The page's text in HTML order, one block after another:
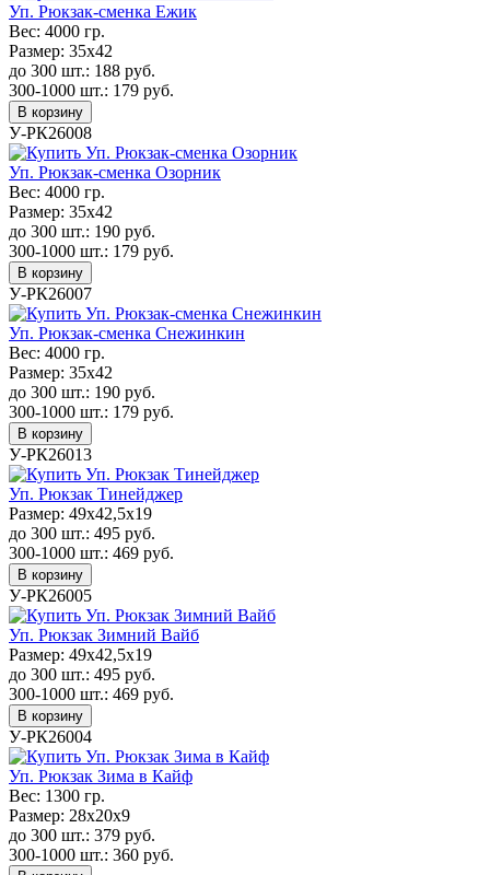
Уп. Рюкзак-сменка Ежик
Вес: 4000 гр.
Размер: 35х42
до 300 шт.: 188 руб.
300-1000 шт.: 179 руб.
В корзину
У-РК26008
Уп. Рюкзак-сменка Озорник
Вес: 4000 гр.
Размер: 35х42
до 300 шт.: 190 руб.
300-1000 шт.: 179 руб.
В корзину
У-РК26007
Уп. Рюкзак-сменка Снежинкин
Вес: 4000 гр.
Размер: 35х42
до 300 шт.: 190 руб.
300-1000 шт.: 179 руб.
В корзину
У-РК26013
Уп. Рюкзак Тинейджер
Размер: 49х42,5х19
до 300 шт.: 495 руб.
300-1000 шт.: 469 руб.
В корзину
У-РК26005
Уп. Рюкзак Зимний Вайб
Размер: 49х42,5х19
до 300 шт.: 495 руб.
300-1000 шт.: 469 руб.
В корзину
У-РК26004
Уп. Рюкзак Зима в Кайф
Вес: 1300 гр.
Размер: 28х20x9
до 300 шт.: 379 руб.
300-1000 шт.: 360 руб.